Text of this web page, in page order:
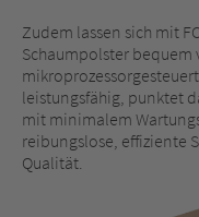
Zudem lassen sich mit
Schaumpolster bequem
leistungsfähig, punktet
mit minimalem
reibungslose, effiziente
Qualität.